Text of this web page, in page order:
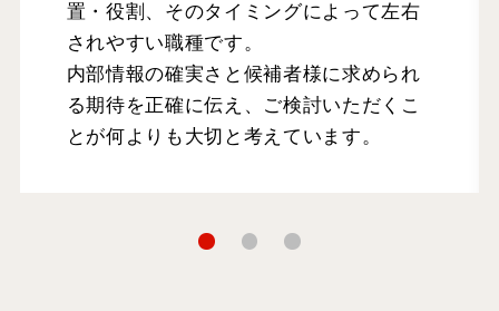
置・役割、そのタイミングによって左右
されやすい職種です。
内部情報の確実さと候補者様に求められ
る期待を正確に伝え、ご検討いただくこ
とが何よりも大切と考えています。